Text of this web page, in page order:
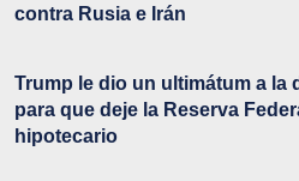
contra Rusia e Irán
Trump le dio un ultimátum a la
para que deje la Reserva
hipotecario